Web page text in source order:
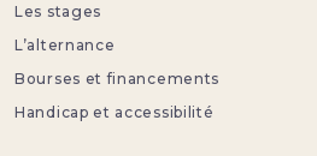
Les stages
L’alternance
Bourses et financements
Handicap et accessibilité